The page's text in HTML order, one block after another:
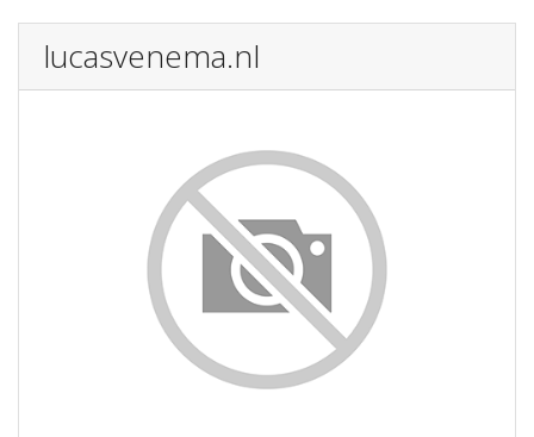
lucasvenema.nl